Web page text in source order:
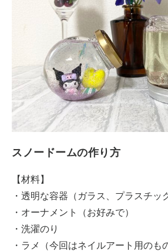
スノードームの作り方
【材料】
・透明な容器（ガラス、プラスチッ
・オーナメント（お好みで）
・洗濯のり
・ラメ（今回はネイルアート用のも